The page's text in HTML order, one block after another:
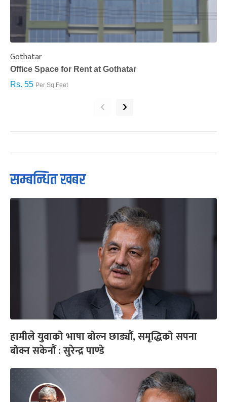
Gothatar
Office Space for Rent at Gothatar
Rs. 55 Per Sq.Feet
‹ ›
सम्बन्धित खबर
हामीले युवाको भाषा बोल्न छाड्यौं, समृद्धिको सपना
बोक्न सकेनौं : सुरेन्द्र पाण्डे